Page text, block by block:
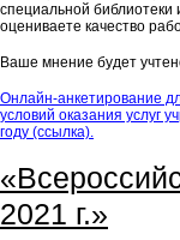
специальной
оцениваете качество
Ваше мнение будет
Онлайн-анкетирование
условий оказания услуг
году (ссылка).
2021 г.»